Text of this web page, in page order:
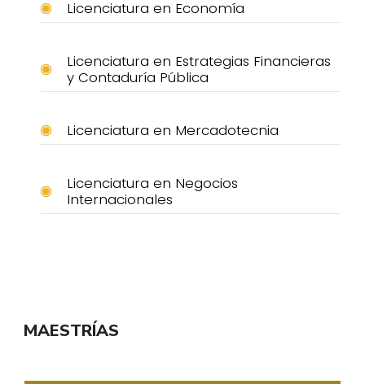
Licenciatura en Economía
Licenciatura en Estrategias Financieras
y Contaduría Pública
Licenciatura en Mercadotecnia
Licenciatura en Negocios
Internacionales
MAESTRÍAS